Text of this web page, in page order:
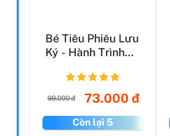
Bé Tiêu Phiêu Lưu
Ký - Hành Trình
99.000 đ 73.000 đ
Còn lại 5